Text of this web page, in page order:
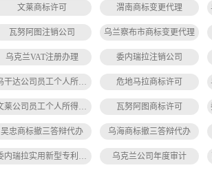
文莱商标许可 渭南商标变更代理
瓦努阿图注销公司 乌兰察布市商标变更代理
乌克兰VAT注册办理 委内瑞拉注销公司
乌干达公司员工个人所得税缴纳 危地马拉商标许可
文莱公司员工个人所得税缴纳 瓦努阿图商标许可
吴忠商标撤三答辩代办 乌海商标撤三答辩代办
委内瑞拉实用新型专利申请 乌克兰公司年度审计